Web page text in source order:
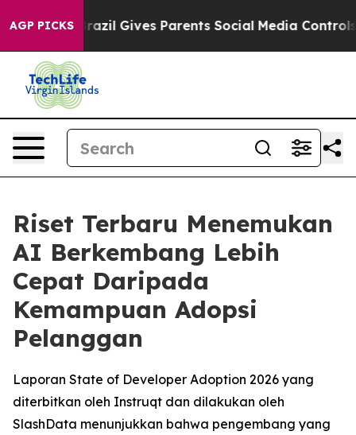
AGP PICKSBrazil Gives Parents Social Media Controls for
Riset Terbaru Menemukan
AI Berkembang Lebih
Cepat Daripada
Kemampuan Adopsi
Pelanggan
Laporan State of Developer Adoption 2026 yang
diterbitkan oleh Instruqt dan dilakukan oleh
SlashData menunjukkan bahwa pengembang yang